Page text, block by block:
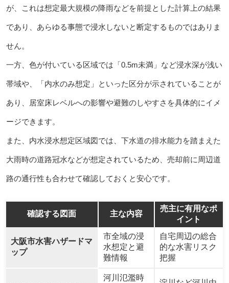
が、これは想定最大規模の降雨などを前提とした計算上の結果
であり、あらゆる事態で浸水しないと断定するものではありま
せん。
一方、色が付いている区域では「0.5m未満」など浸水深が浅い
帯域や、「内水のみ想定」といった区分が示されていることが
あり、居室床レベルへの影響や避難のしやすさを具体的にイメ
ージできます。
また、内水浸水想定区域図では、下水道の排水能力を踏まえた
大雨時の道路冠水などが想定されているため、売却前に周辺道
路の通行性も合わせて確認しておくと安心です。
確認する図面 主な内容
売主に有用なポ
イント
大阪市水害ハザードマ
ップ
市全域の浸
水想定と避
難情報
自宅周辺の総合
的な水害リスク
把握
河川氾濫時